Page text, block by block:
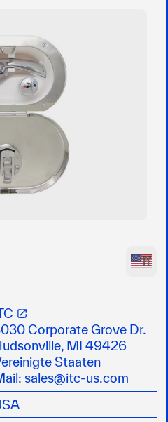
und robuste
mit einem hochwertigen
Corporate Grove Dr.
MI 49426
Staaten
sales@itc-us.com